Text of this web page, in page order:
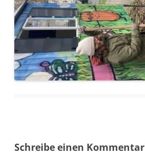
Schreibe einen Kommentar